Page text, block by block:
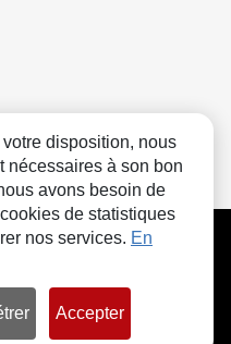
Cookies
disposition, nous
nécessaires à son bon
avons besoin de
de statistiques
nos services. En
Accepter